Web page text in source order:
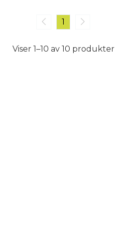
Viser 1–10 av 10 produkter
1